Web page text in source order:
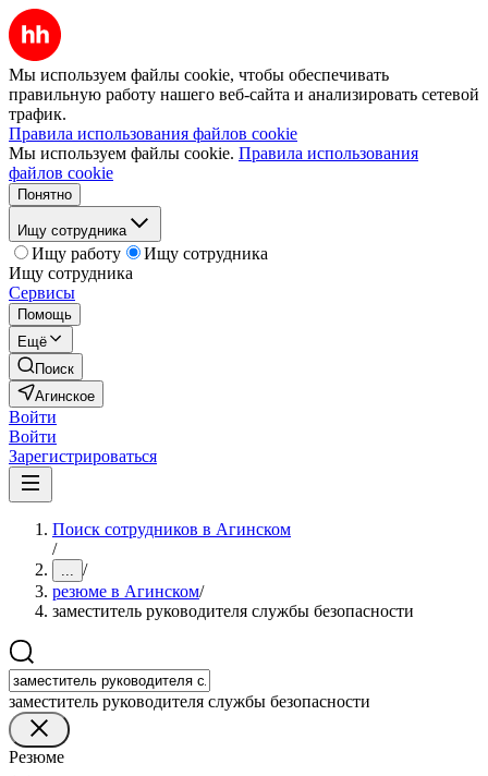
Мы используем файлы cookie, чтобы обеспечивать
правильную работу нашего веб-сайта и анализировать сетевой
трафик.
Правила использования файлов cookie
Мы используем файлы cookie. Правила использования
файлов cookie
Понятно
Ищу сотрудника
Ищу работу
Ищу сотрудника
Ищу сотрудника
Сервисы
Помощь
Ещё
Поиск
Агинское
Войти
Войти
Зарегистрироваться
Поиск сотрудников в Агинском
/
... /
резюме в Агинском/
заместитель руководителя службы безопасности
заместитель руководителя службы безопасности
Резюме